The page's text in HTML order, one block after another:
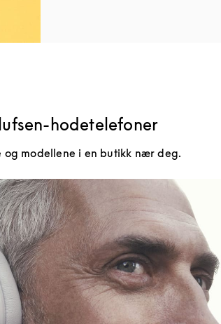
hodetelefoner
og modellene i en butikk nær deg.